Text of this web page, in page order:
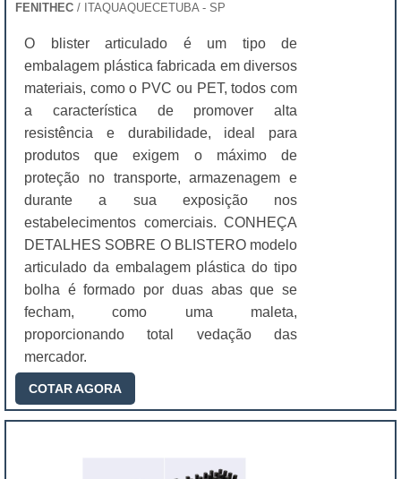
FENITHEC / ITAQUAQUECETUBA - SP
O blister articulado é um tipo de
embalagem plástica fabricada em diversos
materiais, como o PVC ou PET, todos com
a característica de promover alta
resistência e durabilidade, ideal para
produtos que exigem o máximo de
proteção no transporte, armazenagem e
durante a sua exposição nos
estabelecimentos comerciais. CONHEÇA
DETALHES SOBRE O BLISTERO modelo
articulado da embalagem plástica do tipo
bolha é formado por duas abas que se
fecham, como uma maleta,
proporcionando total vedação das
mercador.
COTAR AGORA